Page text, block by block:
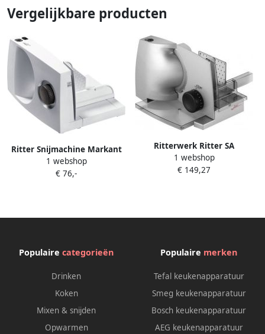
Vergelijkbare producten
Ritter Snijmachine Markant
05 Made in Germany
Allessnijder Elektrisch
1 webshop
€ 76,-
Ritterwerk Ritter SA
snijmachine fino DuoPlus
1 webshop
€ 149,27
Populaire categorieën
Drinken
Koken
Mixen & snijden
Opwarmen
Populaire merken
Tefal keukenapparatuur
Smeg keukenapparatuur
Bosch keukenapparatuur
AEG keukenapparatuur